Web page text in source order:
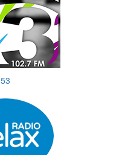
53